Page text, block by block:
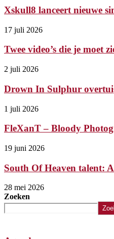
Xskull8 lanceert nieuwe
17 juli 2026
Twee video’s die je moet
2 juli 2026
Drown In Sulphur
1 juli 2026
FleXanT – Bloody
19 juni 2026
South Of Heaven talent:
28 mei 2026
Zoeken